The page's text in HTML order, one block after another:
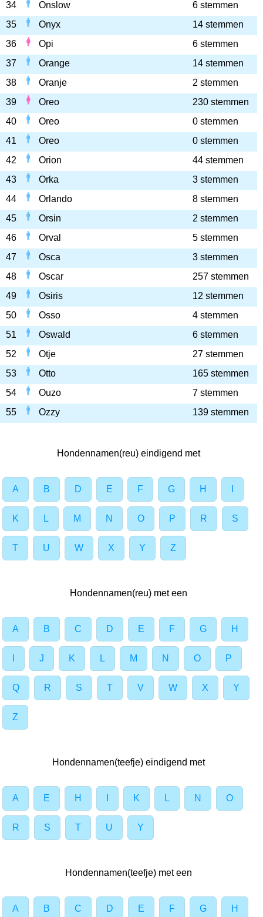
34 Onslow
6 stemmen
35
Onyx
14 stemmen
36
Opi
6 stemmen
37
Orange
14 stemmen
38
Oranje
2 stemmen
39
Oreo
230 stemmen
40
Oreo
0 stemmen
41
Oreo
0 stemmen
42
Orion
44 stemmen
43
Orka
3 stemmen
44
Orlando
8 stemmen
45
Orsin
2 stemmen
46
Orval
5 stemmen
47
Osca
3 stemmen
48
Oscar
257 stemmen
49
Osiris
12 stemmen
50
Osso
4 stemmen
51
Oswald
6 stemmen
52
Otje
27 stemmen
53
Otto
165 stemmen
54
Ouzo
7 stemmen
55
Ozzy 139 stemmen
Hondennamen(reu) eindigend met
A B D E F G H
K L M N O P R S
T U W X Y Z
Hondennamen(reu) met een
A B C D E F G H
J K L M N O P
Q R S T V W X Y
Z
Hondennamen(teefje) eindigend met
A E H K L N O
R S T U Y
Hondennamen(teefje) met een
A B C D E F G H